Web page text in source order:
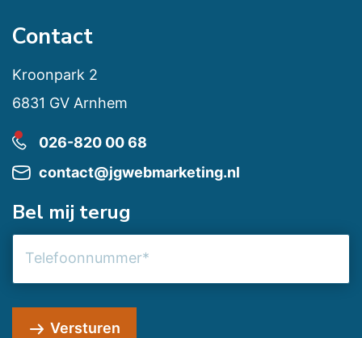
Contact
Kroonpark 2
6831 GV Arnhem
026-820 00 68
contact@jgwebmarketing.nl
Bel mij terug
Versturen